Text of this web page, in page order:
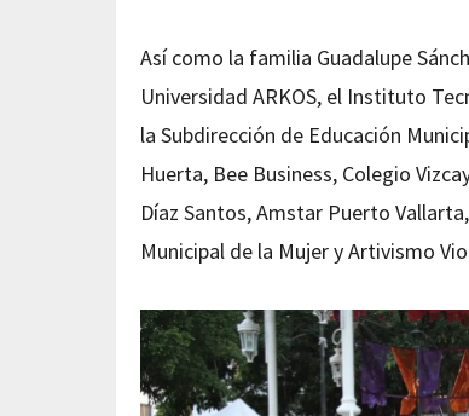
Así como la familia Guadalupe
Universidad ARKOS, el Instituto
la Subdirección de Educación
Huerta, Bee Business, Colegio
Díaz Santos, Amstar Puerto
Municipal de la Mujer y Artivismo